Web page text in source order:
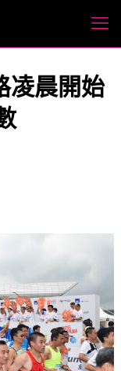
凌晨開始